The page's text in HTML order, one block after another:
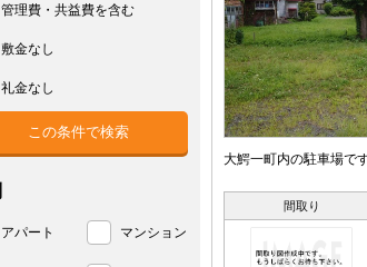
大鰐一町内の駐車場で
間取り
管理費・共益費を含む
敷金なし
礼金なし
アパート マンション